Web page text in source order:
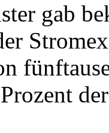
gab